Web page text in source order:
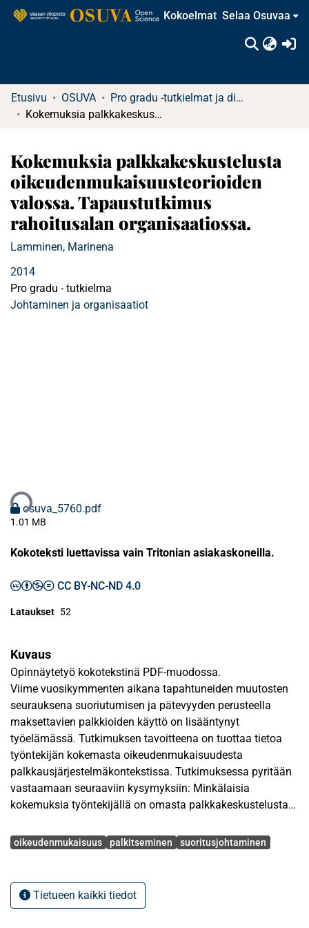
Kokoelmat Selaa Osuvaa
Etusivu OSUVA
Pro gradu -tutkielmat ja diplomityöt (rajattu saatavuus)
Kokemuksia palkkakeskustelusta oikeudenmukaisuusteorioiden valossa. Tapaustutkimus rahoitusalan organisaatiossa.
Kokemuksia palkkakeskustelusta
oikeudenmukaisuusteorioiden
valossa. Tapaustutkimus
rahoitusalan organisaatiossa.
Lamminen, Marinena
2014
Pro gradu - tutkielma
Johtaminen ja organisaatiot
osuva_5760.pdf
1.01 MB
Kokoteksti luettavissa vain Tritonian asiakaskoneilla.
CC BY-NC-ND 4.0
Lataukset 52
Kuvaus
Opinnäytetyö kokotekstinä PDF-muodossa.
Viime vuosikymmenten aikana tapahtuneiden muutosten
seurauksena suoriutumisen ja pätevyyden perusteella
maksettavien palkkioiden käyttö on lisääntynyt
työelämässä. Tutkimuksen tavoitteena on tuottaa tietoa
työntekijän kokemasta oikeudenmukaisuudesta
palkkausjärjestelmäkontekstissa. Tutkimuksessa pyritään
vastaamaan seuraaviin kysymyksiin: Minkälaisia
kokemuksia työntekijällä on omasta palkkakeskustelusta?
työntekijän oikeudenmukaisuuden kokemusten
Tutkimus koostuu sekä teoriaosuudesta että empiirisestä
Avainsanat
oikeudenmukaisuus palkitseminen suoritusjohtaminen
Tietueen kaikki tiedot